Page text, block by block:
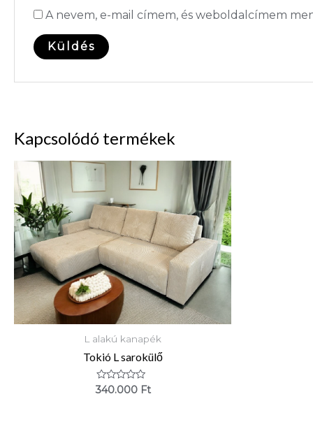
A nevem, e-mail címem, és weboldalcímem
Kapcsolódó termékek
L alakú kanapék
Tokió L sarokülő
Értékelés:
340.000 Ft